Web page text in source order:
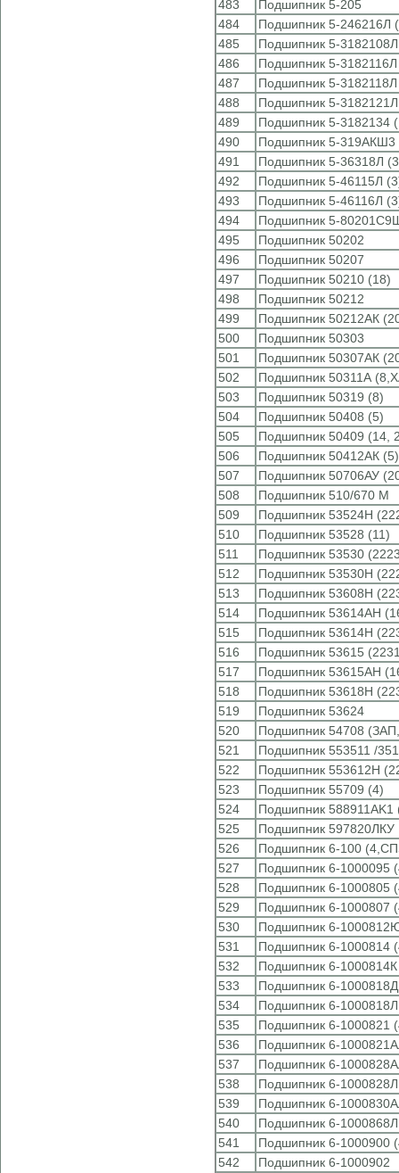
483
Подшипник 5-205
484
Подшипник 5-246216Л
485
Подшипник 5-
486
Подшипник 5-
487
Подшипник 5-
488
Подшипник 5-
489
Подшипник 5-3182134
490
Подшипник 5-319АКШ3
491
Подшипник 5-36318Л
492
Подшипник 5-46115Л
493
Подшипник 5-46116Л
494
Подшипник 5-
495
Подшипник 50202
496
Подшипник 50207
497
Подшипник 50210 (18)
498
Подшипник 50212
499
Подшипник 50212АК
500
Подшипник 50303
501
Подшипник 50307АК
502
Подшипник 50311А
503
Подшипник 50319 (8)
504
Подшипник 50408 (5)
505
Подшипник 50409 (14,
506
Подшипник 50412АК (5)
507
Подшипник 50706АУ
508
Подшипник 510/670 M
509
Подшипник 53524Н
510
Подшипник 53528 (11)
511
Подшипник 53530
512
Подшипник 53530Н
513
Подшипник 53608Н
514
Подшипник 53614АН
515
Подшипник 53614Н
516
Подшипник 53615
517
Подшипник 53615АН
518
Подшипник 53618Н
519
Подшипник 53624
520
Подшипник 54708
521
Подшипник 553511 /
522
Подшипник 553612Н
523
Подшипник 55709 (4)
524
Подшипник 588911AK1
525
Подшипник
526
Подшипник 6-100
527
Подшипник 6-1000095
528
Подшипник 6-1000805
529
Подшипник 6-1000807
530
Подшипник 6-
531
Подшипник 6-1000814
532
Подшипник 6-
533
Подшипник 6-
534
Подшипник 6-
535
Подшипник 6-1000821
536
Подшипник 6-
537
Подшипник 6-
538
Подшипник 6-
539
Подшипник 6-
540
Подшипник 6-
541
Подшипник 6-1000900
542
Подшипник 6-1000902